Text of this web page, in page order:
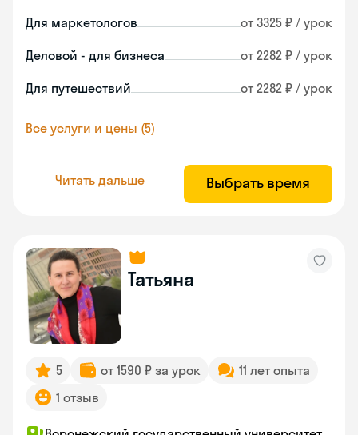
Для маркетологов от 3325 ₽ / урок
Деловой - для бизнеса от 2282 ₽ / урок
Для путешествий от 2282 ₽ / урок
Все услуги и цены (5)
Читать дальше Выбрать время
Татьяна
5 от 1590 ₽ за урок
11 лет опыта
1 отзыв